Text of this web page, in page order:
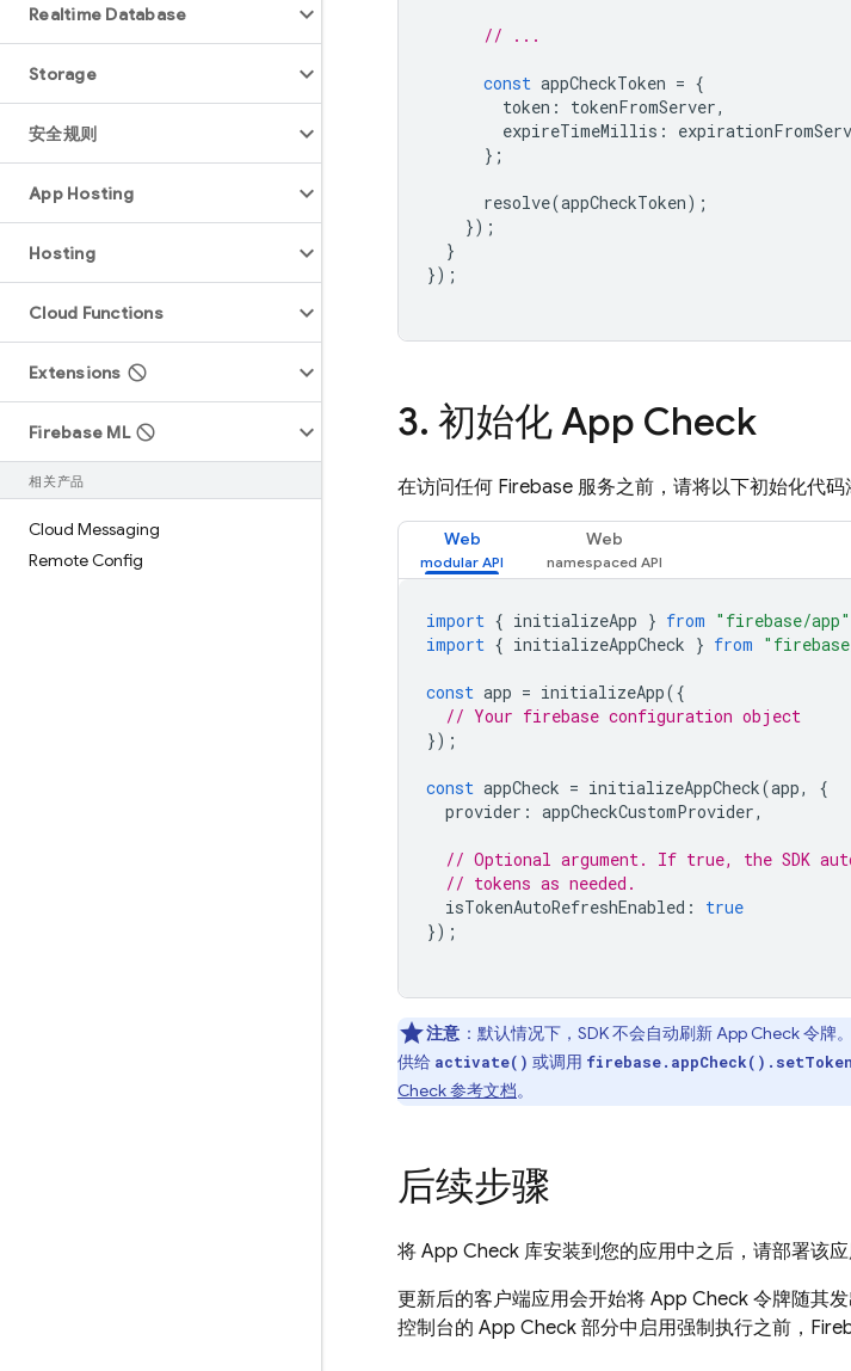
Realtime Database
Storage
安全规则
App Hosting
Hosting
Cloud Functions
Extensions
Firebase ML
相关产品
Cloud Messaging
Remote Config
// ...
const appCheckToken = {
token : tokenFromServer,
expireTimeMillis :
};
resolve(appCheckToken);
});
}
});
3. 初始化App Check
在访问任何 Firebase 服务之前，请将以下初始化代码
Web Web
import { initializeApp } from "firebase/app"
import { initializeAppCheck } from
const app = initializeApp({
// Your firebase configuration object
});
const appCheck = initializeAppCheck(app,
{
provider : appCheckCustomProvider,
// Optional argument. If true, the SDK
// tokens as needed.
isTokenAutoRefreshEnabled :
true
});
注意 ：默认情况下，SDK 不会自动刷新 App Check 令
供给 activate() 或调用
Check 参考文档。
后续步骤
将 App Check 库安装到您的应用中之后，请部署该应
更新后的客户端应用会开始将 App Check 令牌随其
控制台的 App Check 部分中启用强制执行之前，